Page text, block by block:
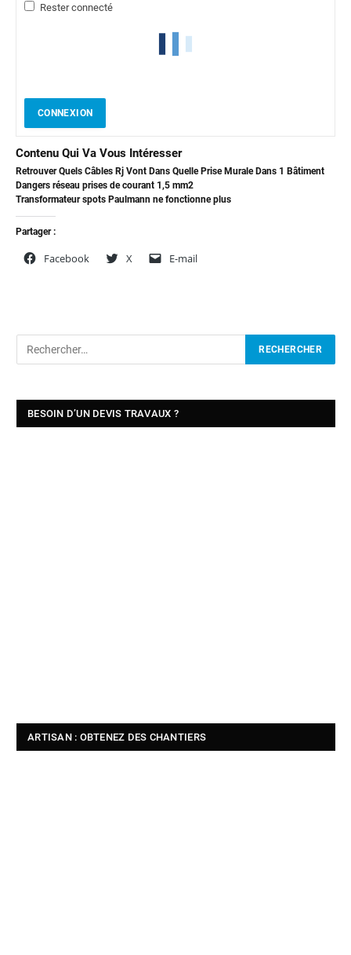
Rester connecté
CONNEXION
Contenu Qui Va Vous Intéresser
Retrouver Quels Câbles Rj Vont Dans Quelle Prise Murale Dans 1 Bâtiment
Dangers réseau prises de courant 1,5 mm2
Transformateur spots Paulmann ne fonctionne plus
Partager :
Facebook X E-mail
BESOIN D’UN DEVIS TRAVAUX ?
ARTISAN : OBTENEZ DES CHANTIERS